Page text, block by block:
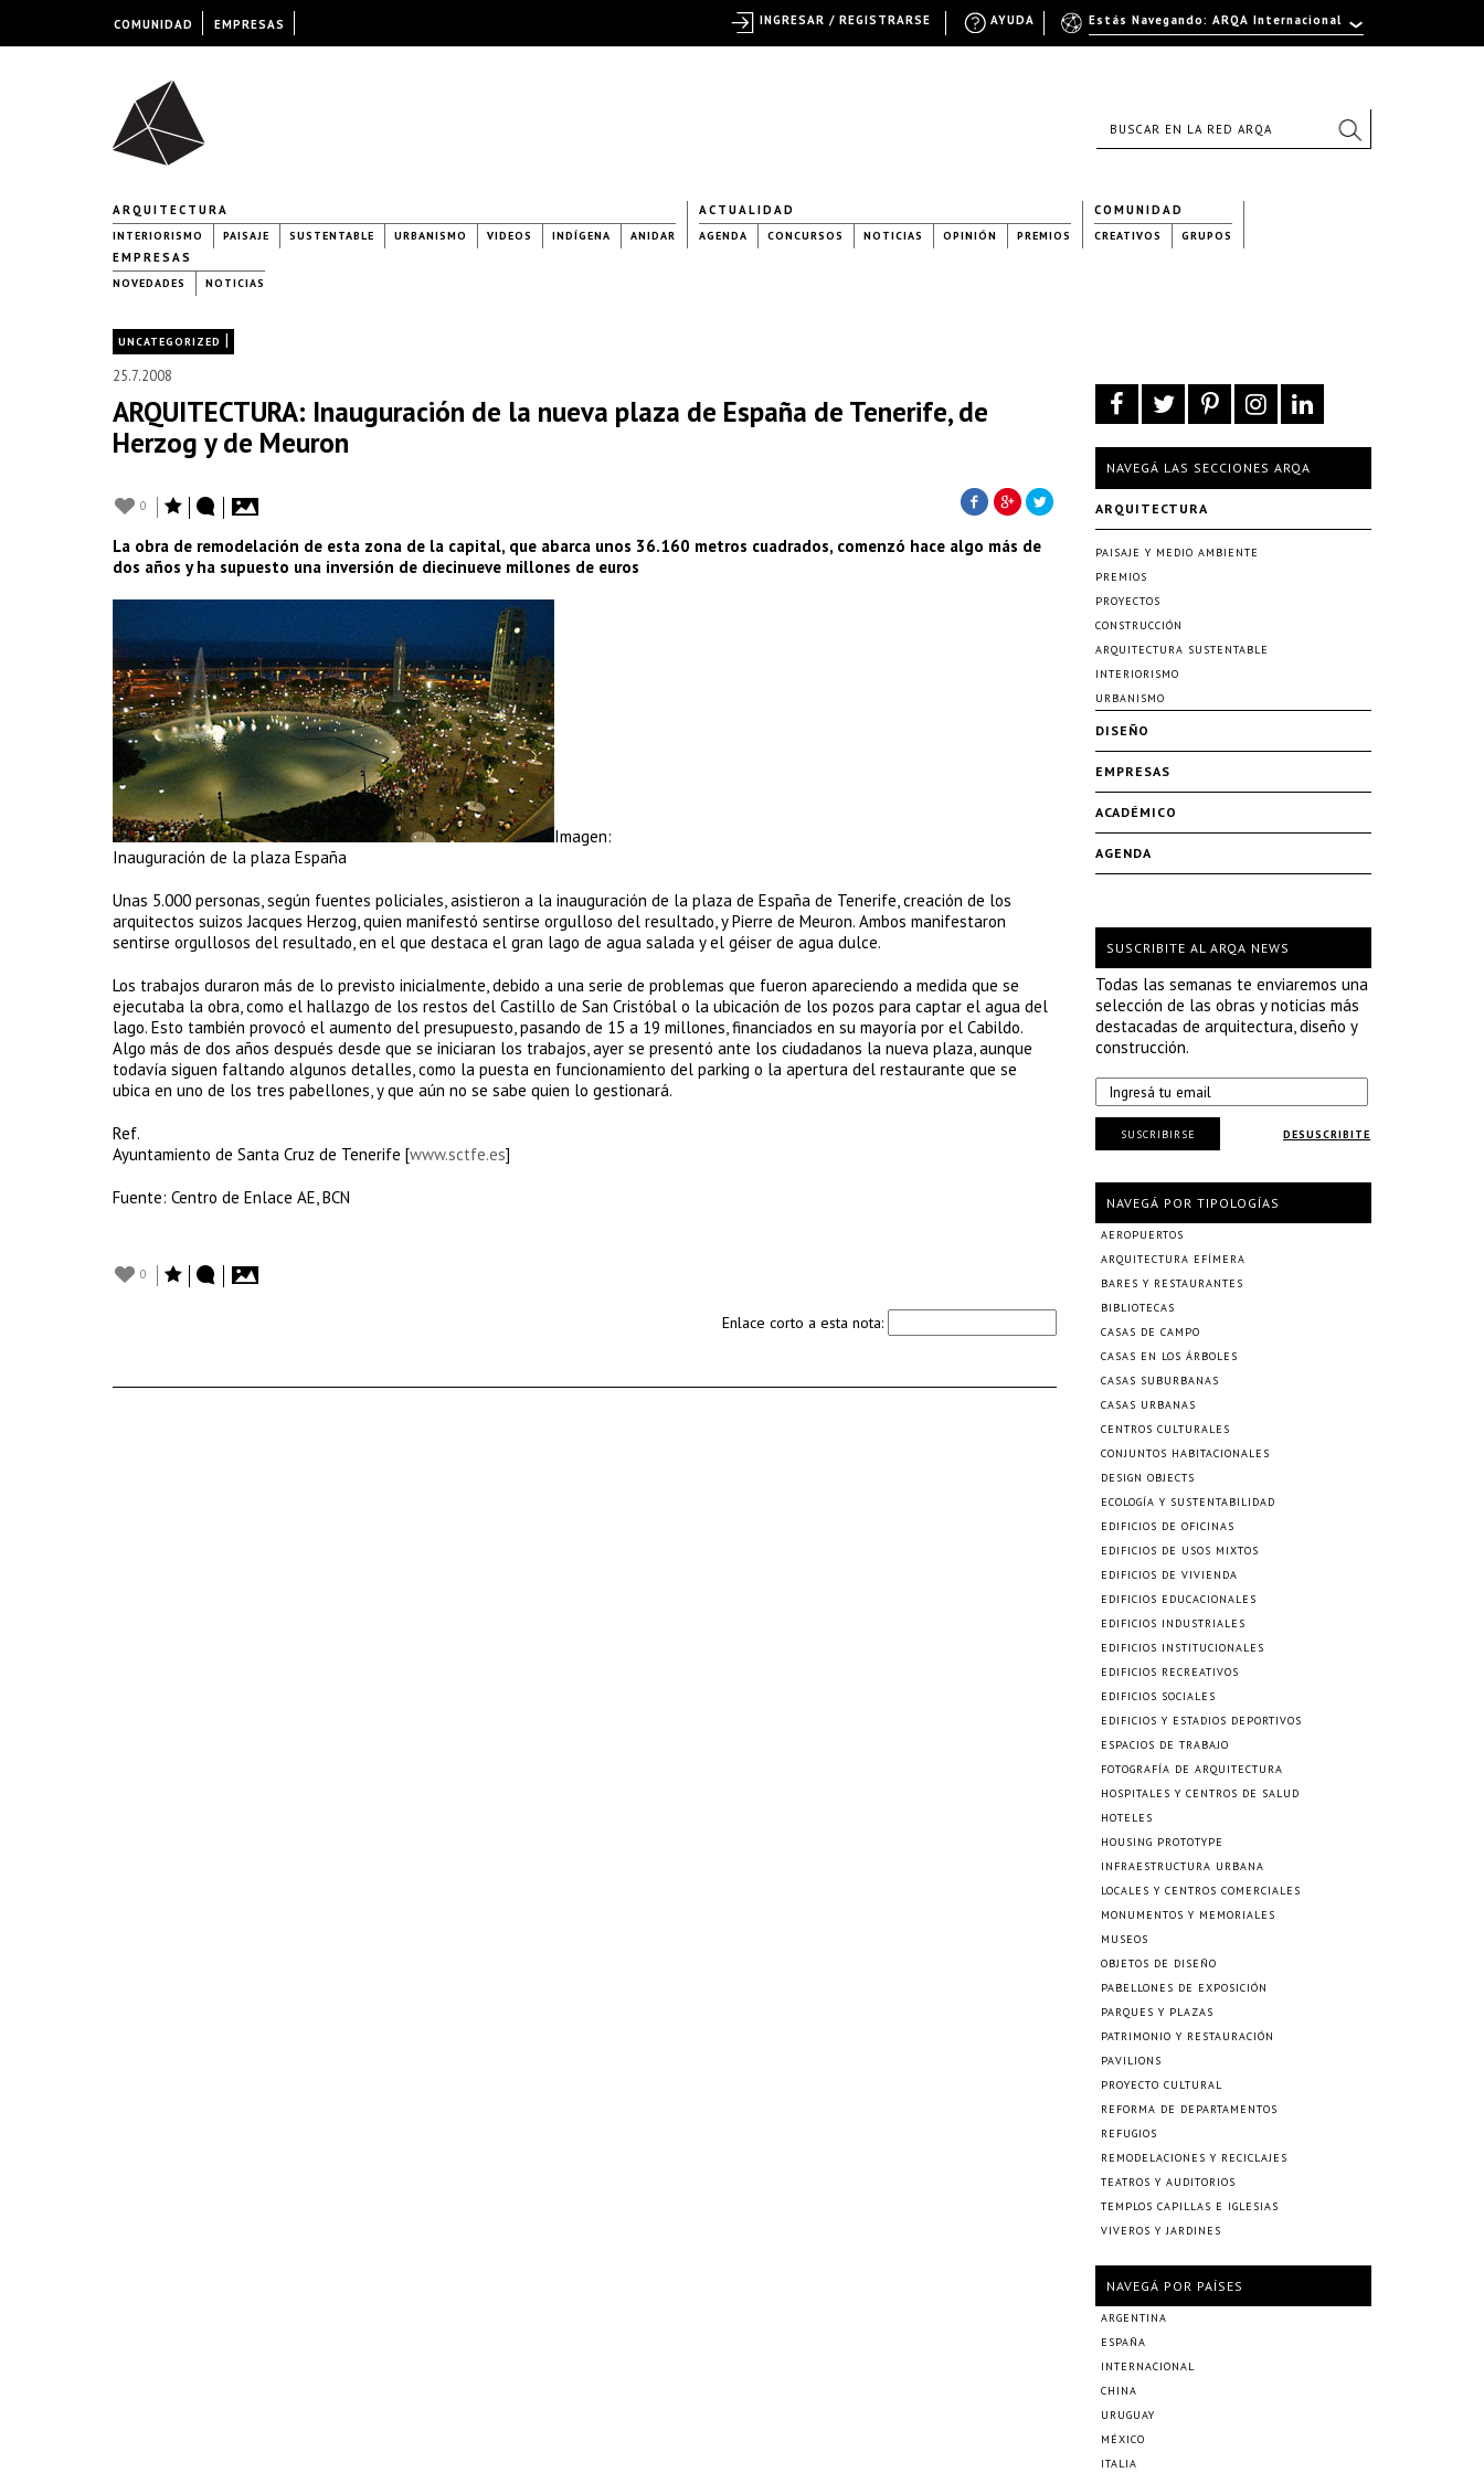
ARQUITECTURA
INTERIORISMO PAISAJE SUSTENTABLE URBANISMO VIDEOS INDÍGENA ANIDAR
ACTUALIDAD
AGENDA CONCURSOS NOTICIAS OPINIÓN PREMIOS
COMUNIDAD
CREATIVOS GRUPOS
EMPRESAS
NOVEDADES NOTICIAS
UNCATEGORIZED |
25.7.2008
ARQUITECTURA: Inauguración de la nueva plaza de España de Tenerife, de
Herzog y de Meuron
0
La obra de remodelación de esta zona de la capital, que abarca unos 36.160 metros cuadrados, comenzó hace algo más de
dos años y ha supuesto una inversión de diecinueve millones de euros
Imagen:
Inauguración de la plaza España
Unas 5.000 personas, según fuentes policiales, asistieron a la inauguración de la plaza de España de Tenerife, creación de los
arquitectos suizos Jacques Herzog, quien manifestó sentirse orgulloso del resultado, y Pierre de Meuron. Ambos manifestaron
sentirse orgullosos del resultado, en el que destaca el gran lago de agua salada y el géiser de agua dulce.
Los trabajos duraron más de lo previsto inicialmente, debido a una serie de problemas que fueron apareciendo a medida que se
ejecutaba la obra, como el hallazgo de los restos del Castillo de San Cristóbal o la ubicación de los pozos para captar el agua del
lago. Esto también provocó el aumento del presupuesto, pasando de 15 a 19 millones, financiados en su mayoría por el Cabildo.
Algo más de dos años después desde que se iniciaran los trabajos, ayer se presentó ante los ciudadanos la nueva plaza, aunque
todavía siguen faltando algunos detalles, como la puesta en funcionamiento del parking o la apertura del restaurante que se
ubica en uno de los tres pabellones, y que aún no se sabe quien lo gestionará.
Ref.
Ayuntamiento de Santa Cruz de Tenerife [www.sctfe.es]
Fuente: Centro de Enlace AE, BCN
0
Enlace corto a esta nota:
NAVEGÁ LAS SECCIONES ARQA
ARQUITECTURA
PAISAJE Y MEDIO AMBIENTE
PREMIOS
PROYECTOS
CONSTRUCCIÓN
ARQUITECTURA SUSTENTABLE
INTERIORISMO
URBANISMO
DISEÑO
EMPRESAS
ACADÉMICO
AGENDA
SUSCRIBITE AL ARQA NEWS
Todas las semanas te enviaremos una
selección de las obras y noticias más
destacadas de arquitectura, diseño y
construcción.
DESUSCRIBITE
SUSCRIBIRSE
NAVEGÁ POR TIPOLOGÍAS
AEROPUERTOS
ARQUITECTURA EFÍMERA
BARES Y RESTAURANTES
BIBLIOTECAS
CASAS DE CAMPO
CASAS EN LOS ÁRBOLES
CASAS SUBURBANAS
CASAS URBANAS
CENTROS CULTURALES
CONJUNTOS HABITACIONALES
DESIGN OBJECTS
ECOLOGÍA Y SUSTENTABILIDAD
EDIFICIOS DE OFICINAS
EDIFICIOS DE USOS MIXTOS
EDIFICIOS DE VIVIENDA
EDIFICIOS EDUCACIONALES
EDIFICIOS INDUSTRIALES
EDIFICIOS INSTITUCIONALES
EDIFICIOS RECREATIVOS
EDIFICIOS SOCIALES
EDIFICIOS Y ESTADIOS DEPORTIVOS
ESPACIOS DE TRABAJO
FOTOGRAFÍA DE ARQUITECTURA
HOSPITALES Y CENTROS DE SALUD
HOTELES
HOUSING PROTOTYPE
INFRAESTRUCTURA URBANA
LOCALES Y CENTROS COMERCIALES
MONUMENTOS Y MEMORIALES
MUSEOS
OBJETOS DE DISEÑO
PABELLONES DE EXPOSICIÓN
PARQUES Y PLAZAS
PATRIMONIO Y RESTAURACIÓN
PAVILIONS
PROYECTO CULTURAL
REFORMA DE DEPARTAMENTOS
REFUGIOS
REMODELACIONES Y RECICLAJES
TEATROS Y AUDITORIOS
TEMPLOS CAPILLAS E IGLESIAS
VIVEROS Y JARDINES
NAVEGÁ POR PAÍSES
ARGENTINA
ESPAÑA
INTERNACIONAL
CHINA
URUGUAY
MÉXICO
ITALIA
COMUNIDAD EMPRESAS Estás Navegando: ARQA Internacional
AYUDA
INGRESAR / REGISTRARSE